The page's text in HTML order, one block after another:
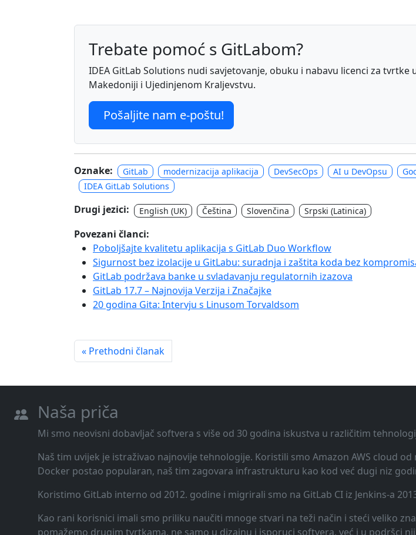
Trebate pomoć s GitLabom?
IDEA GitLab Solutions nudi savjetovanje, obuku i nabavu licenci za tvrtke
Makedoniji i Ujedinjenom Kraljevstvu.
Pošaljite nam e-poštu!
Oznake: GitLab modernizacija aplikacija DevSecOps AI u DevOpsu
IDEA GitLab Solutions
Drugi jezici: English (UK) Čeština Slovenčina Srpski (Latinica)
Povezani članci:
Poboljšajte kvalitetu aplikacija s GitLab Duo Workflow
Sigurnost bez izolacije u GitLabu: suradnja i zaštita koda bez
GitLab podržava banke u svladavanju regulatornih izazova
GitLab 17.7 – Najnovija Verzija i Značajke
20 godina Gita: Intervju s Linusom Torvaldsom
« Prethodni članak
Naša priča
Mi smo neovisni dobavljač softvera s više od 30 godina iskustva u različitim
Naš tim uvijek je istraživao najnovije tehnologije. Koristili smo Amazon AWS cloud
Docker postao popularan, naš tim zagovara infrastrukturu kao kod već dugi niz
Koristimo GitLab interno od 2012. godine i migrirali smo na GitLab CI iz Jenkins-a
Kao rani korisnici imali smo priliku naučiti mnoge stvari na teži način i steći veliko
pomažemo drugim tvrtkama, ne samo u dizajnu i isporuci softvera, već i u podršci